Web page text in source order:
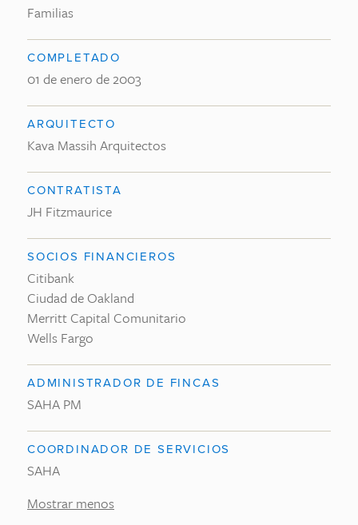
Familias
COMPLETADO
01 de enero de 2003
ARQUITECTO
Kava Massih Arquitectos
CONTRATISTA
JH Fitzmaurice
SOCIOS FINANCIEROS
Citibank
Ciudad de Oakland
Merritt Capital Comunitario
Wells Fargo
ADMINISTRADOR DE FINCAS
SAHA PM
COORDINADOR DE SERVICIOS
SAHA
Mostrar menos